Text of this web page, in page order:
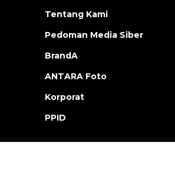
Tentang Kami
Pedoman Media Siber
BrandA
ANTARA Foto
Korporat
PPID